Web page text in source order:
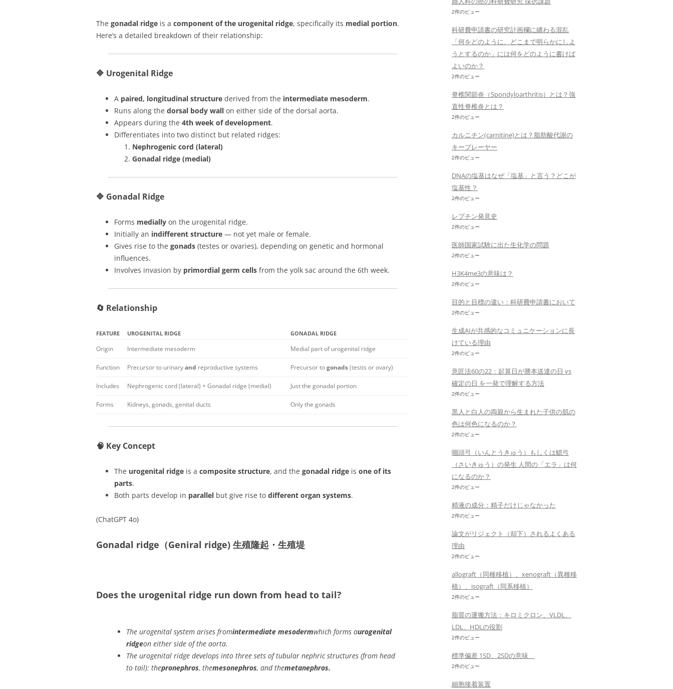
The gonadal ridge is a component of the urogenital ridge, specifically its medial portion.
Here’s a detailed breakdown of their relationship:
🔷 Urogenital Ridge
A paired, longitudinal structure derived from the intermediate mesoderm.
Runs along the dorsal body wall on either side of the dorsal aorta.
Appears during the 4th week of development.
Differentiates into two distinct but related ridges:
Nephrogenic cord (lateral)
Gonadal ridge (medial)
🔷 Gonadal Ridge
Forms medially on the urogenital ridge.
Initially an indifferent structure — not yet male or female.
Gives rise to the gonads (testes or ovaries), depending on genetic and hormonal
influences.
Involves invasion by primordial germ cells from the yolk sac around the 6th week.
🔄 Relationship
FEATURE UROGENITAL RIDGE GONADAL RIDGE
Origin Intermediate mesoderm Medial part of urogenital ridge
Function Precursor to urinaryand reproductive systems Precursor togonads(testis or ovary)
Includes Nephrogenic cord (lateral) + Gonadal ridge (medial) Just the gonadal portion
Forms Kidneys, gonads, genital ducts Only the gonads
🧠 Key Concept
The urogenital ridge is a composite structure, and the gonadal ridge is one of its
parts.
Both parts develop in parallel but give rise to different organ systems.
(ChatGPT 4o)
Gonadal ridge（Geniral ridge) 生殖隆起・ 生殖堤
Does the urogenital ridge run down from head to tail?
The urogenital system arises fromintermediate mesodermwhich forms aurogenital
ridgeon either side of the aorta.
The urogenital ridge develops into three sets of tubular nephric structures (from head
to tail): thepronephros, themesonephros, and themetanephros.
2件のビュー
科研費申請書の研究計画欄に纏わる混乱
「何をどのように、どこまで明らかにしよ
うとするのか」には何をどのように書けば
よいのか？
2件のビュー
脊椎関節炎（Spondyloarthritis）とは？強
直性脊椎炎とは？
2件のビュー
カルニチン(carnitine)とは？脂肪酸代謝の
キープレーヤー
2件のビュー
DNAの塩基はなぜ「塩基」と言う？どこが
塩基性？
2件のビュー
レプチン発見史
2件のビュー
医師国家試験に出た生化学の問題
2件のビュー
H3K4me3の意味は？
2件のビュー
目的と目標の違い：科研費申請書において
2件のビュー
生成AIが共感的なコミュニケーションに長
けている理由
2件のビュー
意匠法60の22：起算日が謄本送達の日 vs
確定の日 を一発で理解する方法
2件のビュー
黒人と白人の両親から生まれた子供の肌の
色は何色になるのか？
2件のビュー
咽頭弓（いんとうきゅう）もしくは鰓弓
（さいきゅう）の発生 人間の「エラ」は何
になるのか？
2件のビュー
精液の成分：精子だけじゃなかった
2件のビュー
論文がリジェクト（却下）されるよくある
理由
2件のビュー
allograft（同種移植）、xenograft（異種移
植）、isograft（同系移植）
2件のビュー
脂質の運搬方法：キロミクロン、VLDL、
LDL、HDLの役割
2件のビュー
標準偏差 1SD、2SDの意味
2件のビュー
細胞接着装置